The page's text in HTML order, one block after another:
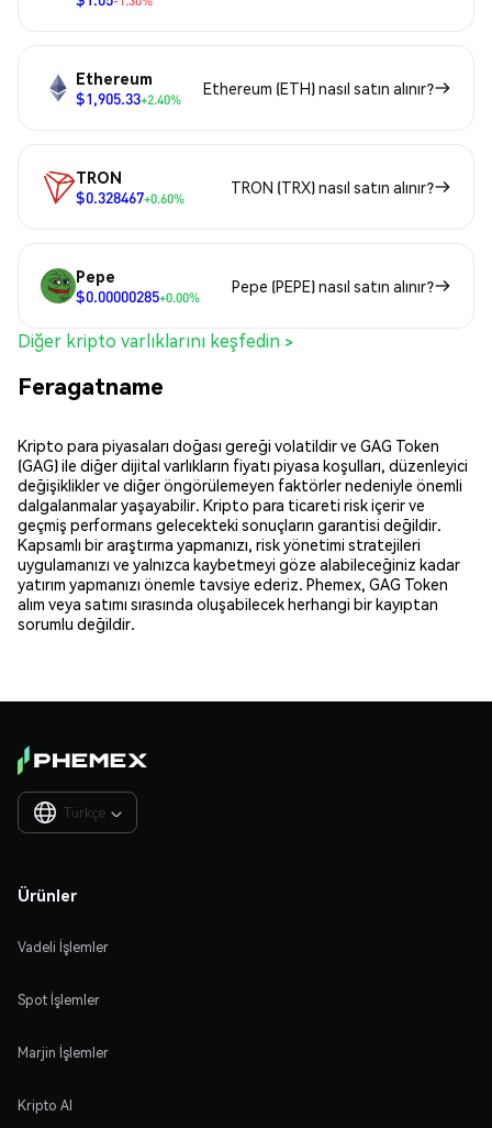
Ethereum
$1,905.33+2.40%
Ethereum (ETH) nasıl satın alınır?
TRON
$0.328467+0.60%
TRON (TRX) nasıl satın alınır?
Pepe
$0.00000285+0.00%
Pepe (PEPE) nasıl satın alınır?
Diğer kripto varlıklarını keşfedin >
Feragatname
Kripto para piyasaları doğası gereği volatildir ve GAG Token
(GAG) ile diğer dijital varlıkların fiyatı piyasa koşulları, düzenleyici
değişiklikler ve diğer öngörülemeyen faktörler nedeniyle önemli
dalgalanmalar yaşayabilir. Kripto para ticareti risk içerir ve
geçmiş performans gelecekteki sonuçların garantisi değildir.
Kapsamlı bir araştırma yapmanızı, risk yönetimi stratejileri
uygulamanızı ve yalnızca kaybetmeyi göze alabileceğiniz kadar
yatırım yapmanızı önemle tavsiye ederiz. Phemex, GAG Token
alım veya satımı sırasında oluşabilecek herhangi bir kayıptan
sorumlu değildir.
Türkçe 
Ürünler
Vadeli İşlemler
Spot İşlemler
Marjin İşlemler
Kripto Al